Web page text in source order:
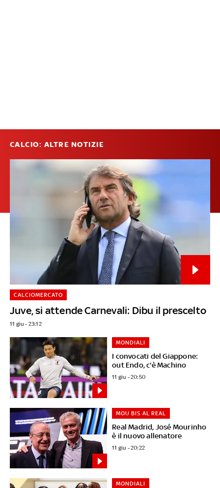
CALCIO: ALTRE NOTIZIE
Juve, si attende Carnevali: Dibu il prescelto
CALCIOMERCATO
11 giu - 23:12
I convocati del Giappone:
out Endo, c'è Machino
MONDIALI
11 giu - 20:50
Real Madrid, José Mourinho
è il nuovo allenatore
MOU BIS AL REAL
11 giu - 20:22
MONDIALI